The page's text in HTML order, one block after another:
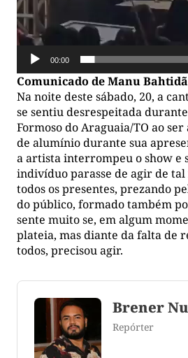
00:00
Comunicado de Manu
Na noite deste sábado, 20, a
se sentiu desrespeitada
Formoso do Araguaia/TO ao
de alumínio durante sua
a artista interrompeu o show e
indivíduo parasse de agir de
todos os presentes, prezando
do público, formado também
sente muito se, em algum
plateia, mas diante da falta de
todos, precisou agir.
Brener
Repórter